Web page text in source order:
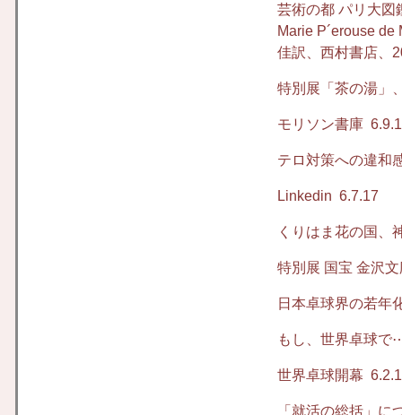
芸術の都 パリ大図
Marie P´erouse
佳訳、西村書店、
特別展「茶の湯」
モリソン書庫
テロ対策への違和
Linkedin 6.7.17
くりはま花の国、
特別展 国宝 金沢
日本卓球界の若年
もし、世界卓球
世界卓球開幕
「就活の総括」に